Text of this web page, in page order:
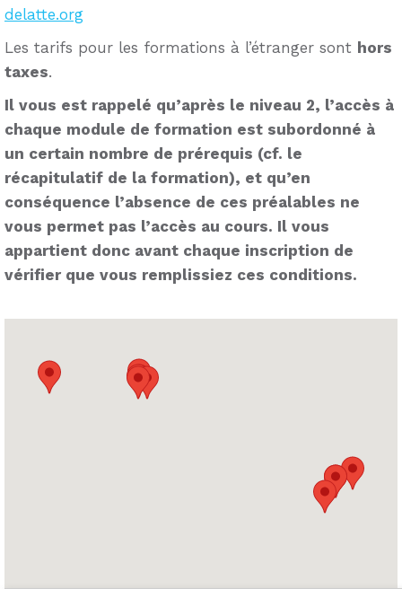
delatte.org
Les tarifs pour les formations à l’étranger sont hors
taxes.
Il vous est rappelé qu’après le niveau 2, l’accès à
chaque module de formation est subordonné à
un certain nombre de prérequis (cf. le
récapitulatif de la formation), et qu’en
conséquence l’absence de ces préalables ne
vous permet pas l’accès au cours. Il vous
appartient donc avant chaque inscription de
vérifier que vous remplissiez ces conditions.